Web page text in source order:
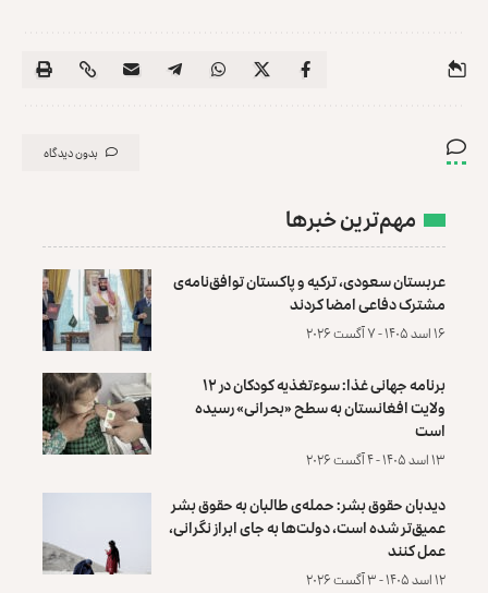
بدون دیدگاه
مهم‌ترین خبرها
عربستان سعودی، ترکیه و پاکستان توافق‌نامه‌ی
مشترک دفاعی امضا کردند
۱۶ اسد ۱۴۰۵ - ۷ آگست ۲۰۲۶
برنامه جهانی غذا: سوءتغذیه کودکان در ۱۲
ولایت افغانستان به سطح «بحرانی» رسیده
است
۱۳ اسد ۱۴۰۵ - ۴ آگست ۲۰۲۶
دیدبان حقوق بشر: حمله‌ی طالبان به حقوق بشر
عمیق‌تر شده است، دولت‌ها به جای ابراز نگرانی،
عمل کنند
۱۲ اسد ۱۴۰۵ - ۳ آگست ۲۰۲۶